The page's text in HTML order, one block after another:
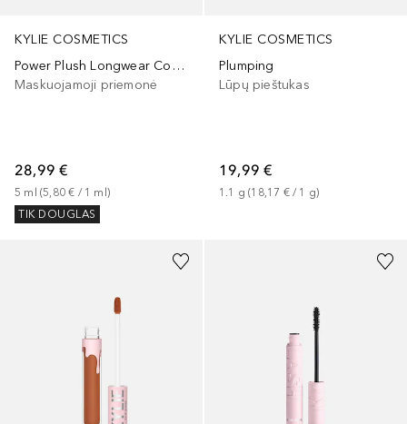
KYLIE COSMETICS
Power Plush Longwear Concealer
Maskuojamoji priemonė
28,99 €
5 ml (5,80 € / 1 ml )
TIK DOUGLAS
KYLIE COSMETICS
Plumping
Lūpų pieštukas
19,99 €
1.1 g (18,17 € / 1 g)
+8